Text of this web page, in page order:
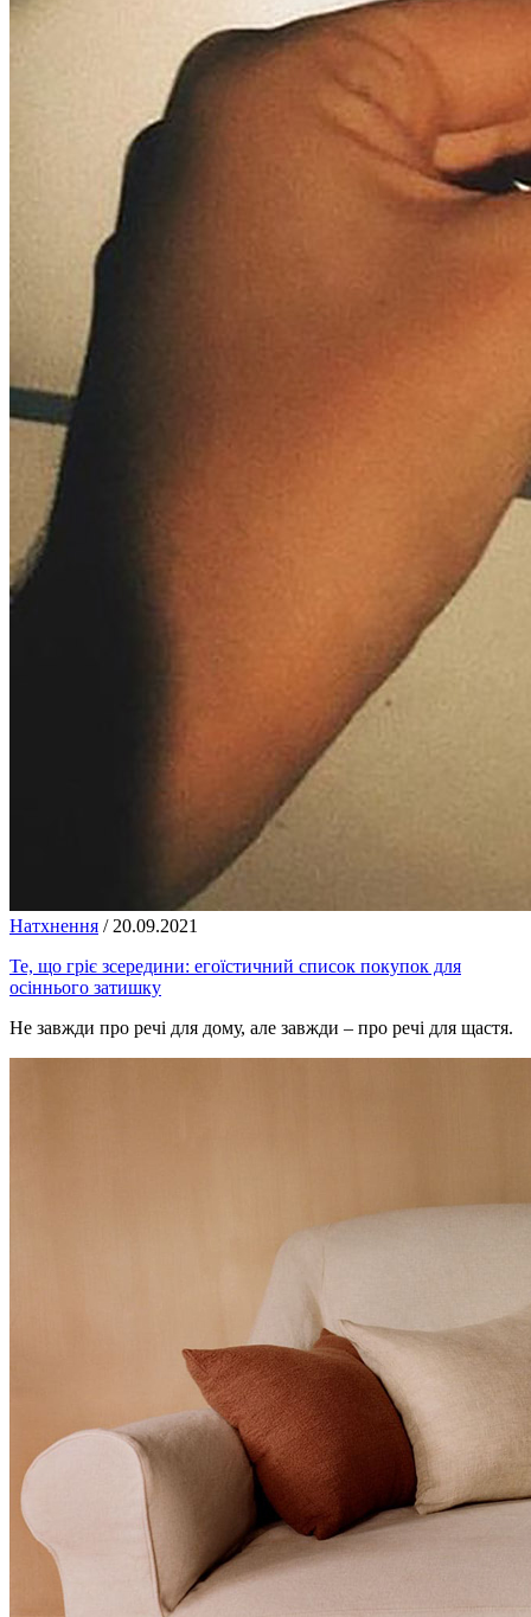
Натхнення / 20.09.2021
Те, що гріє зсередини: егоїстичний список покупок для
осіннього затишку
Не завжди про речі для дому, але завжди – про речі для щастя.